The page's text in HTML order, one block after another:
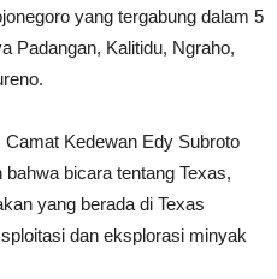
yang tergabung dalam 5
Padangan, Kalitidu, Ngraho,
Kedewan Edy Subroto
bicara tentang Texas,
yang berada di Texas
dan eksplorasi minyak